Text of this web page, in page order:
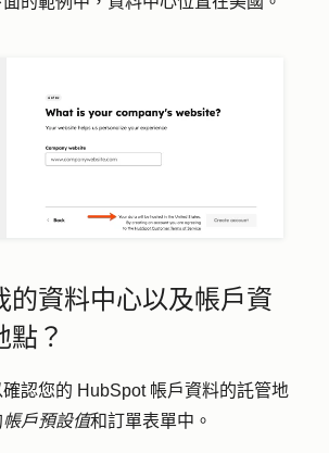
的資料中心以及帳戶資
點？
認您的 HubSpot 帳戶資料的託管地
帳戶預設值和訂單表單中。